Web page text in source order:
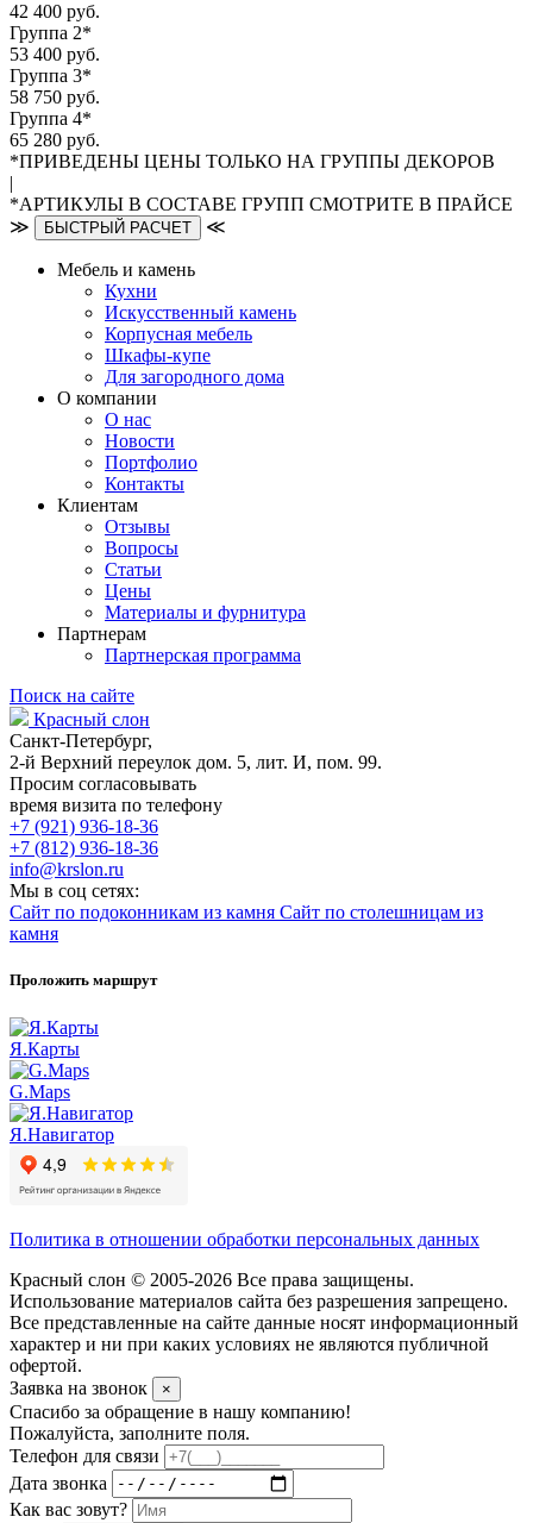
42 400 руб.
Группа 2*
53 400 руб.
Группа 3*
58 750 руб.
Группа 4*
65 280 руб.
*ПРИВЕДЕНЫ ЦЕНЫ ТОЛЬКО НА ГРУППЫ ДЕКОРОВ
|
*АРТИКУЛЫ В СОСТАВЕ ГРУПП СМОТРИТЕ В ПРАЙСЕ
≫
БЫСТРЫЙ РАСЧЕТ ≪
Мебель и камень
Кухни
Искусственный камень
Корпусная мебель
Шкафы-купе
Для загородного дома
О компании
О нас
Новости
Портфолио
Контакты
Клиентам
Отзывы
Вопросы
Статьи
Цены
Материалы и фурнитура
Партнерам
Партнерская программа
Поиск на сайте
Красный слон
Санкт-Петербург,
2-й Верхний переулок дом. 5, лит. И, пом. 99.
Просим согласовывать
время визита по телефону
+7 (921) 936-18-36
+7 (812) 936-18-36
info@krslon.ru
Мы в соц сетях:
Сайт по подоконникам из камня Сайт по столешницам из
камня
Проложить маршрут
Я.Карты
G.Maps
Я.Навигатор
Политика в отношении обработки персональных данных
Красный слон © 2005-2026 Все права защищены.
Использование материалов сайта без разрешения запрещено.
Все представленные на сайте данные носят информационный
характер и ни при каких условиях не являются публичной
офертой.
Заявка на звонок
×
Спасибо за обращение в нашу компанию!
Пожалуйста, заполните поля.
Телефон для связи
Дата звонка
Как вас зовут?